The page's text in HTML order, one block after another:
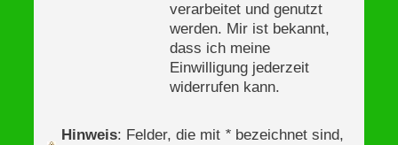
verarbeitet und genutzt
werden. Mir ist bekannt,
dass ich meine
Einwilligung jederzeit
widerrufen kann.
Hinweis : Felder, die mit * bezeichnet sind,